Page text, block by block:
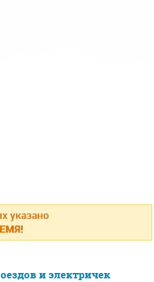
указано
и электричек